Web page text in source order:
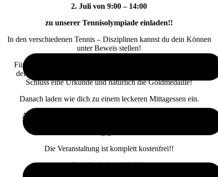
2. Juli von 9:00 – 14:00
zu unserer Tennisolympiade einladen!!
In den verschiedenen Tennis – Disziplinen kannst du dein Können
unter Beweis stellen!
Für jede absolvierte Disziplin bekommst du einen Stempel auf
deiner Stempelkarte. Sobald diese voll ist, bekommst du zum
Schluss eine Urkunde und natürlich die Goldmedaille!
Danach laden wie dich zu einem leckeren Mittagessen ein.
Am Ende veranstalten wir noch ein kleines Spaß-Turnier
Die Veranstaltung ist komplett kostenfrei!!
Dabei sein ist ALLES!!